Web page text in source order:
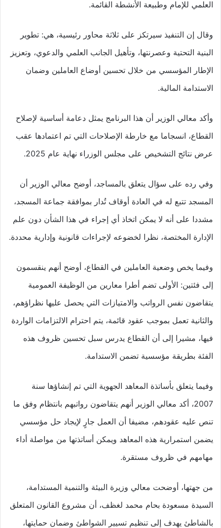
العلمي للإمام وطبيعة الأنشطة القائمة.
وقال إن التنفيذ سيرتكز على ثلاثة محاور رئيسية، هي: تطوير
البنية التحتية وعصرنتها، وتأهيل الجانب العلمي والدعوي، وتعزيز
الإطار المؤسسي من خلال تحسين أوضاع العاملين وضمان
الاستدامة المالية.
وأكد معالي الوزير أن هذا البرنامج يمثل دعامة أساسية لإصلاح
القطاع، انسجاما مع خارطة الإصلاحات التي تم اعتمادها عقب
عرض نتائج التشخيص على مجلس الوزراء نهاية عام 2025.
وفي رده على سؤال يتعلق بالمساجد، أوضح معالي الوزير أن
المسجد تتبع له في العادة أوقاف تُدار بموافقة جماعة المسجد،
مشددا على أنه لا يمكن اتخاذ أي إجراء في هذا الشأن دون علم
الإدارة المختصة، نظرا لخضوعه لإجراءات قانونية وإدارية محددة.
وفيما يخص وضعية العاملين في القطاع، أوضح أنهم ينقسمون
إلى فئتين: الأولى تضم أطرا معارين من الوظيفة العمومية
يتقاضون نفس الرواتب والامتيازات التي يحصل عليها نظراؤهم،
والثانية تعمل بموجب عقود قائمة، يتم احترام الالتزامات الواردة
فيها، مشيرا إلى أن القطاع يدرس سبل تحسين ظروف هذه
الفئة بطريقة مؤسسية تضمن الاستدامة.
وفيما يتعلق بأساتذة المعاهد الجهوية التي تم إنشاؤها سنة
2007، أكد معالي الوزير أنهم يتقاضون رواتبهم بانتظام وفق ما
تنص عليه عقودهم، مضيفا أن العمل جارٍ لإيجاد حل مؤسسي
يضمن استمرارية هذه المعاهد ويمكن أساتذتها من مواصلة أداء
مهامهم في ظروف مستقرة.
من جهتها، أوضحت معالي وزيرة البيئة والتنمية المستدامة،
السيدة مسعودة بحام محمد لغظف، أن مشروع القانون المتعلق
بالشاطئ يهدف إلى تنظيم تسيير الشواطئ وضمان حمايتها،